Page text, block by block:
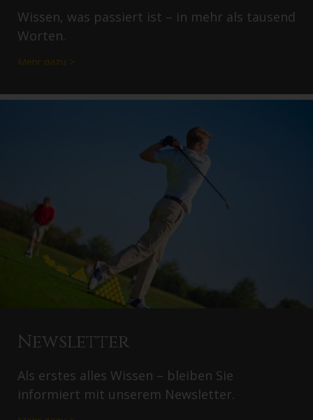
Wissen, was passiert ist – in mehr als tausend
Worten.
Mehr dazu >
Newsletter
Als erstes alles Wissen – bleiben Sie
informiert mit unserem Newsletter.